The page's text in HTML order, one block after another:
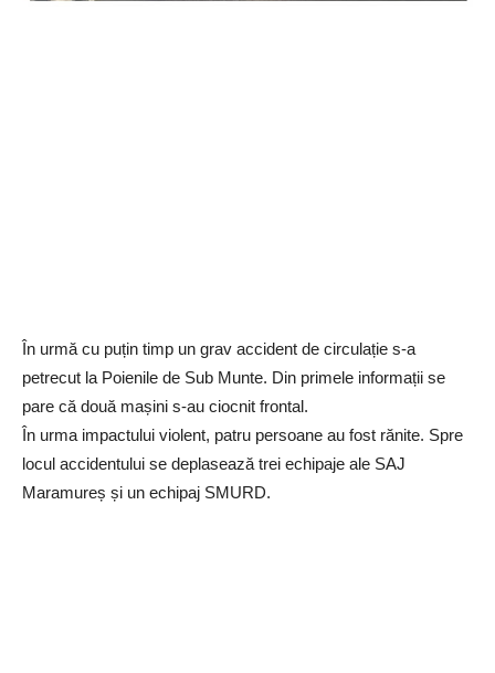
În urmă cu puțin timp un grav accident de circulație s-a
petrecut la Poienile de Sub Munte. Din primele informații se
pare că două mașini s-au ciocnit frontal.
În urma impactului violent, patru persoane au fost rănite. Spre
locul accidentului se deplasează trei echipaje ale SAJ
Maramureș și un echipaj SMURD.